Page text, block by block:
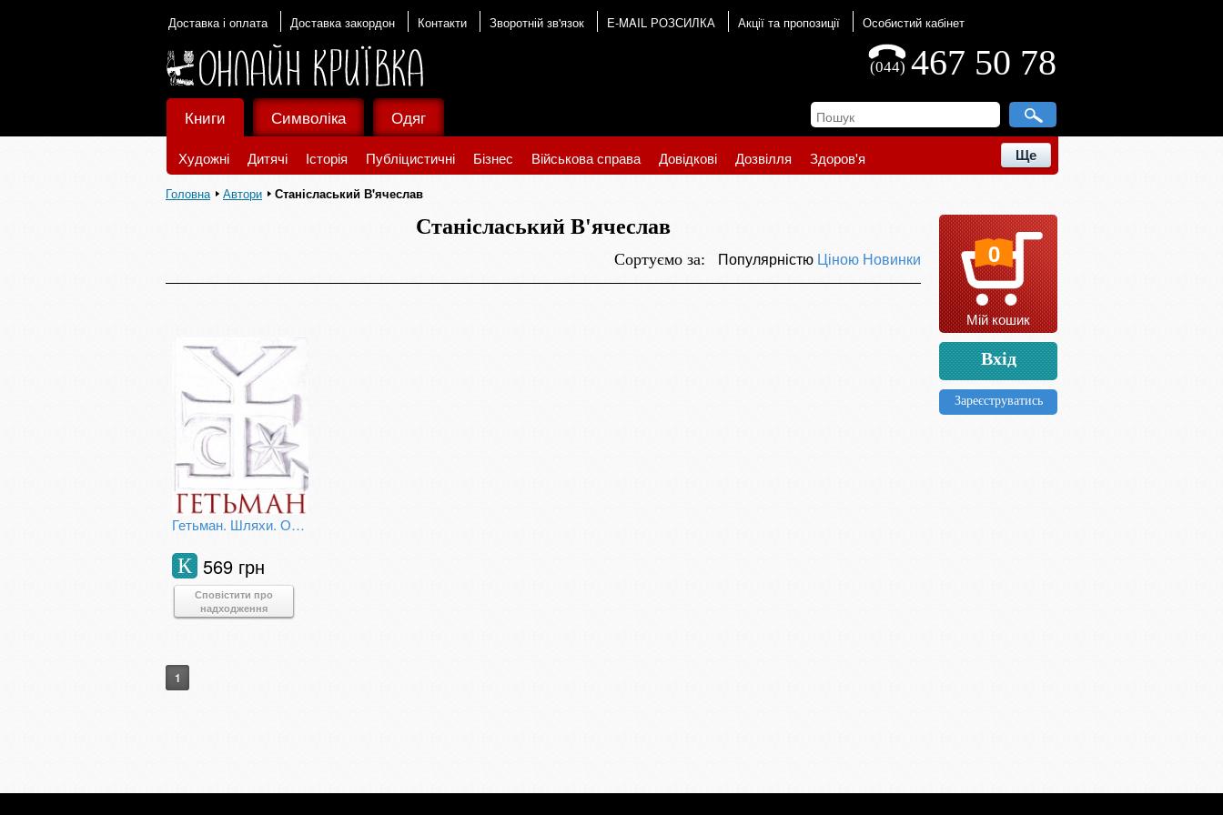
Доставка і оплата Доставка закордон Контакти Зворотній зв'язок E-MAIL РОЗСИЛКА Акції та пропозиції Особистий кабінет
467 50 78
(044)
Книги
Художні Дитячі Історія Публіцистичні Бізнес Військова справа Довідкові Дозвілля Здоров'я Ще
Символіка Одяг
Головна Автори Станісласький В'ячеслав
Станісласький В'ячеслав
Сортуємо за: Популярністю Ціною Новинки
Гетьман. Шляхи. Осмислення.
569 грн
К
Сповістити про
надходження
1
0
Мій кошик
Вхід
Зареєструватись